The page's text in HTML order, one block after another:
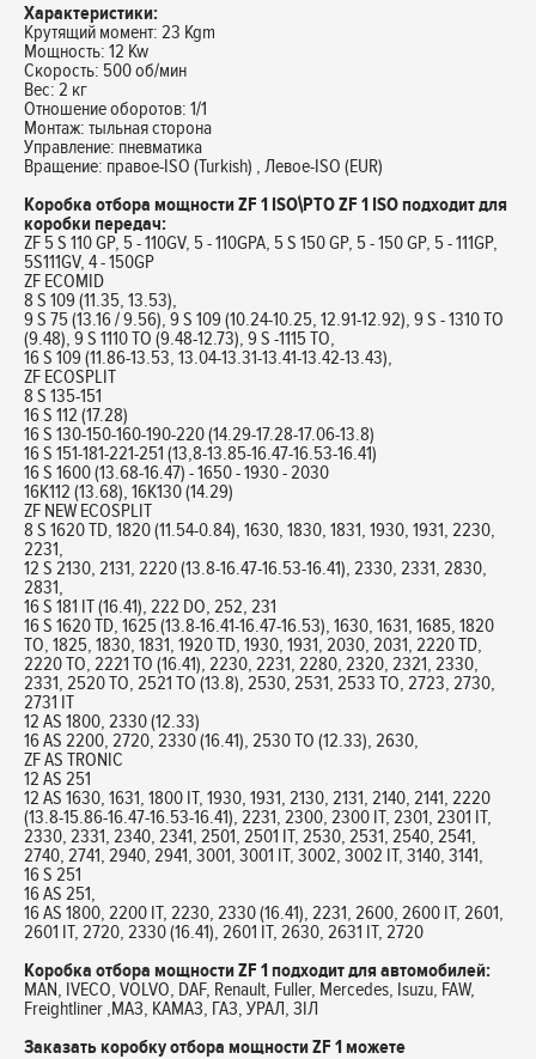
Характеристики:
Крутящий момент: 23 Kgm
Мощность: 12 Kw
Скорость: 500 об/мин
Вес: 2 кг
Отношение оборотов: 1/1
Монтаж: тыльная сторона
Управление: пневматика
Вращение: правое-ISO (Turkish) , Левое-ISO (EUR)
Коробка отбора мощности ZF 1 ISO\PTO ZF 1 ISO подходит для
коробки передач:
ZF 5 S 110 GP, 5 - 110GV, 5 - 110GPA, 5 S 150 GP, 5 - 150 GP, 5 - 111GP,
5S111GV, 4 - 150GP
ZF ECOMID
8 S 109 (11.35, 13.53),
9 S 75 (13.16 / 9.56), 9 S 109 (10.24-10.25, 12.91-12.92), 9 S - 1310 TO
(9.48), 9 S 1110 TO (9.48-12.73), 9 S -1115 TO,
16 S 109 (11.86-13.53, 13.04-13.31-13.41-13.42-13.43),
ZF ECOSPLIT
8 S 135-151
16 S 112 (17.28)
16 S 130-150-160-190-220 (14.29-17.28-17.06-13.8)
16 S 151-181-221-251 (13,8-13.85-16.47-16.53-16.41)
16 S 1600 (13.68-16.47) - 1650 - 1930 - 2030
16K112 (13.68), 16K130 (14.29)
ZF NEW ECOSPLIT
8 S 1620 TD, 1820 (11.54-0.84), 1630, 1830, 1831, 1930, 1931, 2230,
2231,
12 S 2130, 2131, 2220 (13.8-16.47-16.53-16.41), 2330, 2331, 2830,
2831,
16 S 181 IT (16.41), 222 DO, 252, 231
16 S 1620 TD, 1625 (13.8-16.41-16.47-16.53), 1630, 1631, 1685, 1820
TO, 1825, 1830, 1831, 1920 TD, 1930, 1931, 2030, 2031, 2220 TD,
2220 TO, 2221 TO (16.41), 2230, 2231, 2280, 2320, 2321, 2330,
2331, 2520 TO, 2521 TO (13.8), 2530, 2531, 2533 TO, 2723, 2730,
2731 IT
12 AS 1800, 2330 (12.33)
16 AS 2200, 2720, 2330 (16.41), 2530 TO (12.33), 2630,
ZF AS TRONIC
12 AS 251
12 AS 1630, 1631, 1800 IT, 1930, 1931, 2130, 2131, 2140, 2141, 2220
(13.8-15.86-16.47-16.53-16.41), 2231, 2300, 2300 IT, 2301, 2301 IT,
2330, 2331, 2340, 2341, 2501, 2501 IT, 2530, 2531, 2540, 2541,
2740, 2741, 2940, 2941, 3001, 3001 IT, 3002, 3002 IT, 3140, 3141,
16 S 251
16 AS 251,
16 AS 1800, 2200 IT, 2230, 2330 (16.41), 2231, 2600, 2600 IT, 2601,
2601 IT, 2720, 2330 (16.41), 2601 IT, 2630, 2631 IT, 2720
Коробка отбора мощности ZF 1 подходит для автомобилей:
MAN, IVECO, VOLVO, DAF, Renault, Fuller, Mercedes, Isuzu, FAW,
Freightliner ,МАЗ, КАМАЗ, ГАЗ, УРАЛ, ЗІЛ
Заказать коробку отбора мощности ZF 1 можете